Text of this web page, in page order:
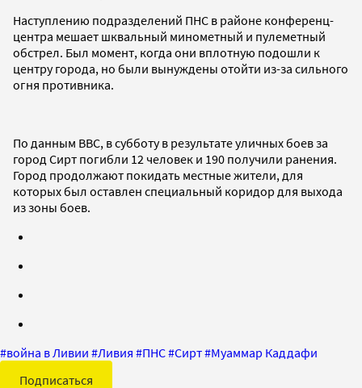
Наступлению подразделений ПНС в районе конференц-
центра мешает шквальный минометный и пулеметный
обстрел. Был момент, когда они вплотную подошли к
центру города, но были вынуждены отойти из-за сильного
огня противника.
По данным BBC, в субботу в результате уличных боев за
город Сирт погибли 12 человек и 190 получили ранения.
Город продолжают покидать местные жители, для
которых был оставлен специальный коридор для выхода
из зоны боев.
#война в Ливии #Ливия #ПНС#Сирт#Муаммар Каддафи
Подписаться